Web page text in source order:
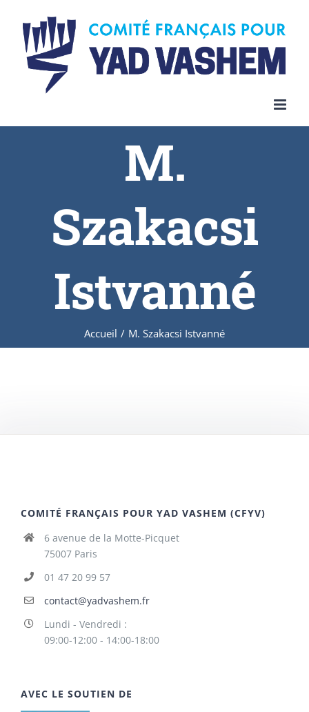
content
M.
Szakacsi
Istvanné
Accueil / M. Szakacsi Istvanné
COMITÉ FRANÇAIS POUR YAD VASHEM (CFYV)
6 avenue de la Motte-Picquet
75007 Paris
01 47 20 99 57
contact@yadvashem.fr
Lundi - Vendredi :
09:00-12:00 - 14:00-18:00
AVEC LE SOUTIEN DE